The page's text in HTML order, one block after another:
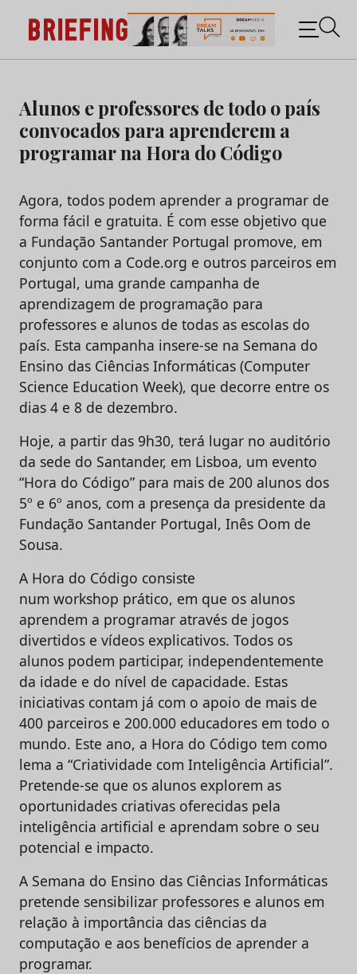
content
Briefing: Todas as notícias sobre os negócios do
Marketing e da Publicidade
Alunos e professores de todo o país
convocados para aprenderem a
programar na Hora do Código
Agora, todos podem aprender a programar de
forma fácil e gratuita. É com esse objetivo que
a Fundação Santander Portugal promove, em
conjunto com a Code.org e outros parceiros em
Portugal, uma grande campanha de
aprendizagem de programação para
professores e alunos de todas as escolas do
país. Esta campanha insere-se na Semana do
Ensino das Ciências Informáticas (Computer
Science Education Week), que decorre entre os
dias 4 e 8 de dezembro.
Hoje, a partir das 9h30, terá lugar no auditório
da sede do Santander, em Lisboa, um evento
“Hora do Código” para mais de 200 alunos dos
5º e 6º anos, com a presença da presidente da
Fundação Santander Portugal, Inês Oom de
Sousa.
A Hora do Código consiste
num workshop prático, em que os alunos
aprendem a programar através de jogos
divertidos e vídeos explicativos. Todos os
alunos podem participar, independentemente
da idade e do nível de capacidade. Estas
iniciativas contam já com o apoio de mais de
400 parceiros e 200.000 educadores em todo o
mundo. Este ano, a Hora do Código tem como
lema a “Criatividade com Inteligência Artificial”.
Pretende-se que os alunos explorem as
oportunidades criativas oferecidas pela
inteligência artificial e aprendam sobre o seu
potencial e impacto.
A Semana do Ensino das Ciências Informáticas
pretende sensibilizar professores e alunos em
relação à importância das ciências da
computação e aos benefícios de aprender a
programar.